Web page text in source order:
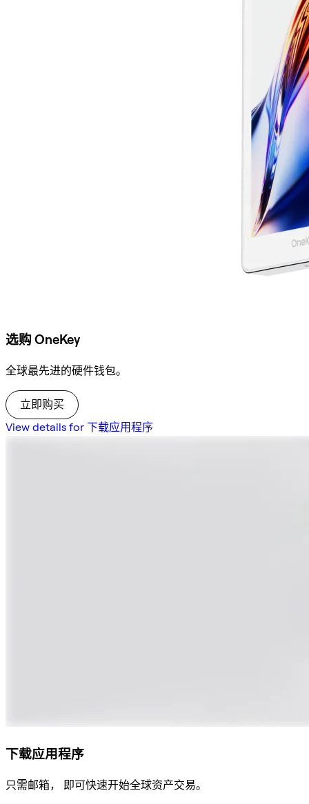
选购 OneKey
全球最先进的硬件钱包。
立即购买
View details for 下载应用程序
下载应用程序
只需邮箱， 即可快速开始全球资产交易。